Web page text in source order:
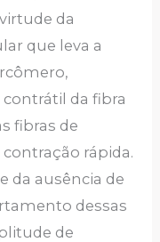
da
que leva a
da fibra
fibras de
rápida.
da ausência de
dessas
de